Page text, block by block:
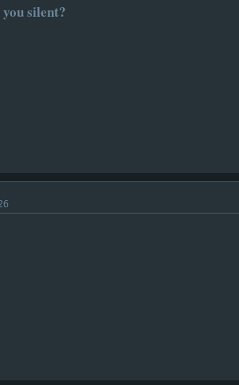
silent?